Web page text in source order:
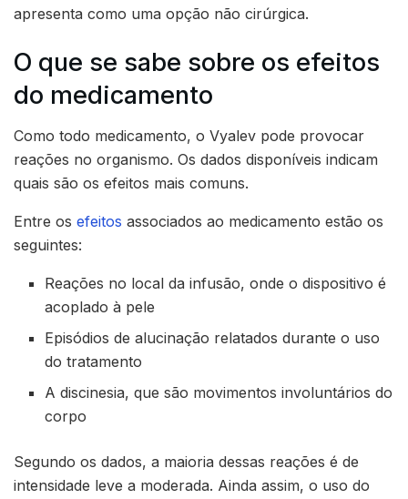
apresenta como uma opção não cirúrgica.
O que se sabe sobre os efeitos
do medicamento
Como todo medicamento, o Vyalev pode provocar
reações no organismo. Os dados disponíveis indicam
quais são os efeitos mais comuns.
Entre os efeitos associados ao medicamento estão os
seguintes:
Reações no local da infusão, onde o dispositivo é
acoplado à pele
Episódios de alucinação relatados durante o uso
do tratamento
A discinesia, que são movimentos involuntários do
corpo
Segundo os dados, a maioria dessas reações é de
intensidade leve a moderada. Ainda assim, o uso do